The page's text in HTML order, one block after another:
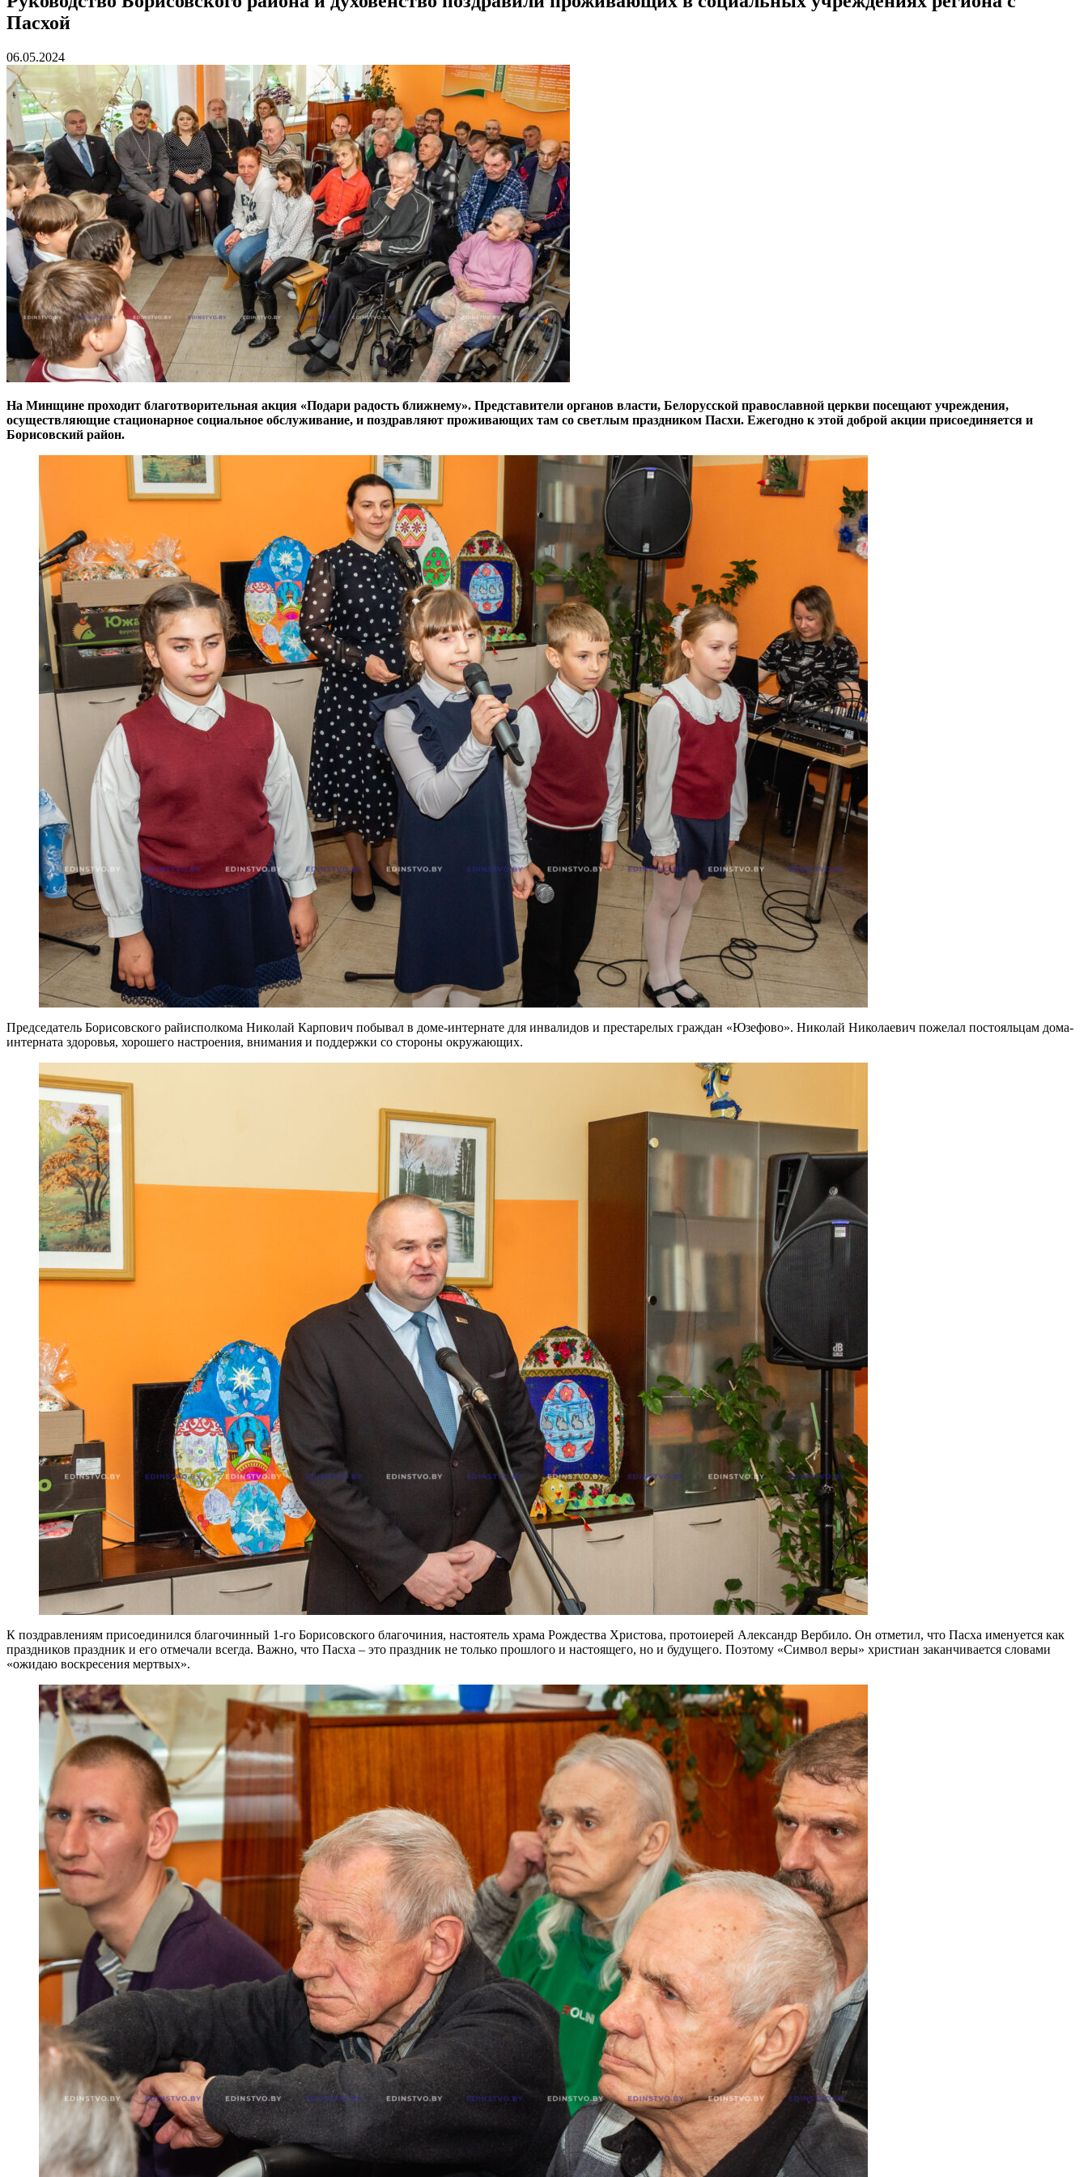
Пасхой
06.05.2024
На Минщине проходит благотворительная акция «Подари радость ближнему». Представители органов власти, Белорусской православной церкви посещают учреждения,
осуществляющие стационарное социальное обслуживание, и поздравляют проживающих там со светлым праздником Пасхи. Ежегодно к этой доброй акции присоединяется и
Борисовский район.
Председатель Борисовского райисполкома Николай Карпович побывал в доме-интернате для инвалидов и престарелых граждан «Юзефово». Николай Николаевич пожелал постояльцам дома-
интерната здоровья, хорошего настроения, внимания и поддержки со стороны окружающих.
К поздравлениям присоединился благочинный 1-го Борисовского благочиния, настоятель храма Рождества Христова, протоиерей Александр Вербило. Он отметил, что Пасха именуется как
праздников праздник и его отмечали всегда. Важно, что Пасха – это праздник не только прошлого и настоящего, но и будущего. Поэтому «Символ веры» христиан заканчивается словами
«ожидаю воскресения мертвых».